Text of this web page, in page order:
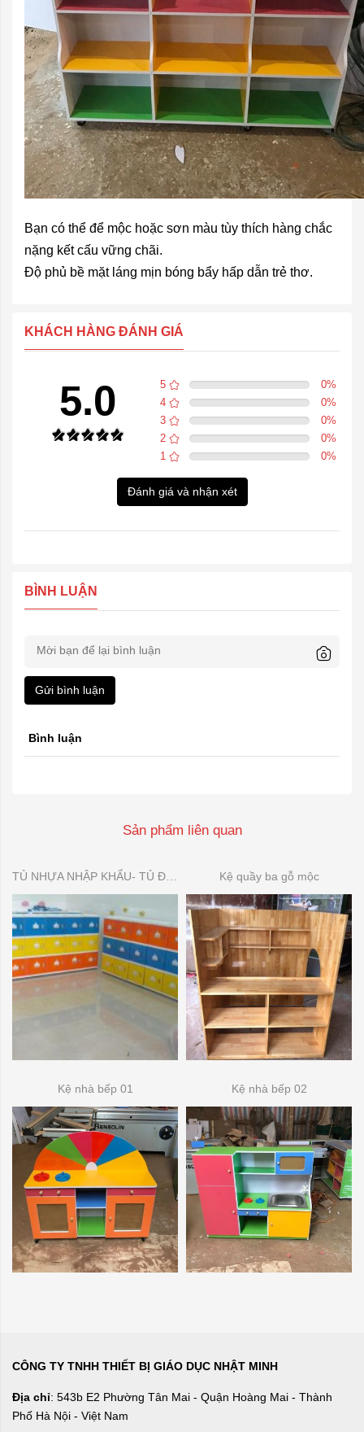
Bạn có thể để mộc hoặc sơn màu tùy thích hàng chắc
nặng kết cấu vững chãi.
Độ phủ bề mặt láng mịn bóng bẩy hấp dẫn trẻ thơ.
KHÁCH HÀNG ĐÁNH GIÁ
5.0 5 0%
4
0%
3
0%
2
0%
1
0%
Đánh giá và nhận xét
BÌNH LUẬN
Gửi bình luận
Bình luận
Sản phẩm liên quan
Kệ quầy ba gỗ mộc
Kệ nhà bếp 01 Kệ nhà bếp 02
CÔNG TY TNHH THIẾT BỊ GIÁO DỤC NHẬT MINH
Địa chỉ: 543b E2 Phường Tân Mai - Quận Hoàng Mai - Thành
Phố Hà Nội - Việt Nam